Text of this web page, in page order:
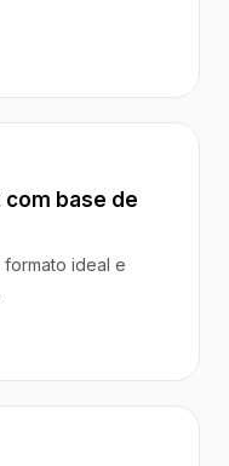
base de
ideal e